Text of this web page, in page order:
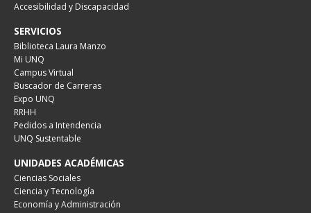
Accesibilidad y Discapacidad
SERVICIOS
Biblioteca Laura Manzo
Mi UNQ
Campus Virtual
Buscador de Carreras
Expo UNQ
RRHH
Pedidos a Intendencia
UNQ Sustentable
UNIDADES ACADÉMICAS
Ciencias Sociales
Ciencia y Tecnología
Economía y Administración